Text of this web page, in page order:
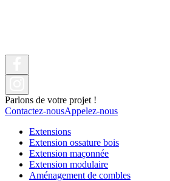
Parlons de votre projet !
Contactez-nousAppelez-nous
Extensions
Extension ossature bois
Extension maçonnée
Extension modulaire
Aménagement de combles